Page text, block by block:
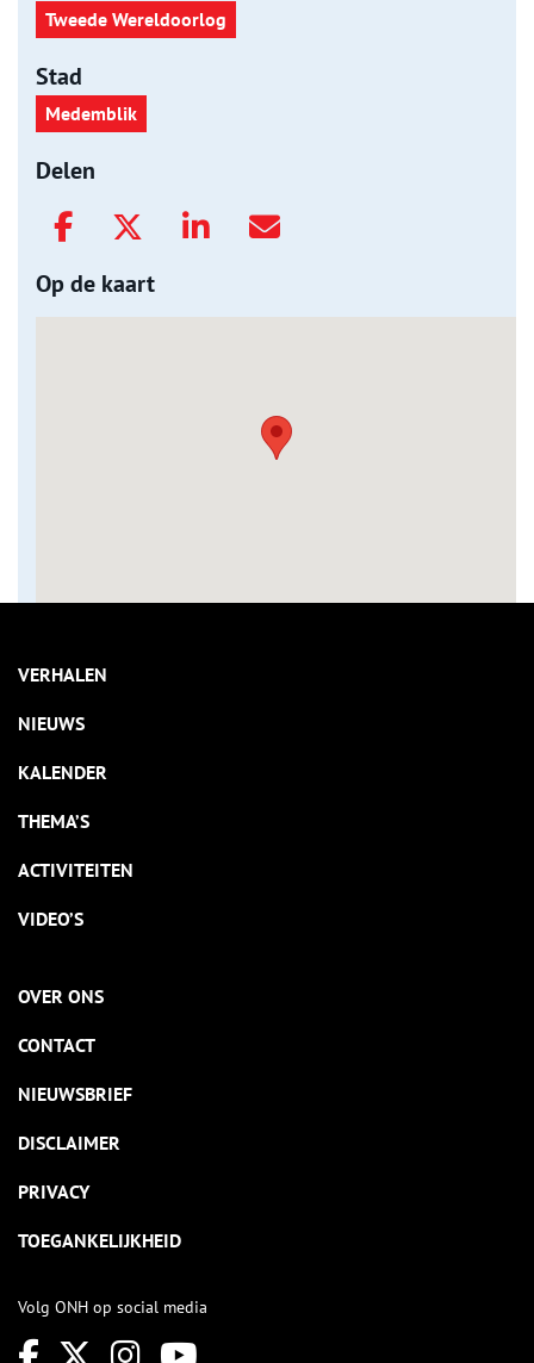
Tweede Wereldoorlog
Stad
Medemblik
Delen
Op de kaart
VERHALEN
NIEUWS
KALENDER
THEMA’S
ACTIVITEITEN
VIDEO’S
OVER ONS
CONTACT
NIEUWSBRIEF
DISCLAIMER
PRIVACY
TOEGANKELIJKHEID
Volg ONH op social media